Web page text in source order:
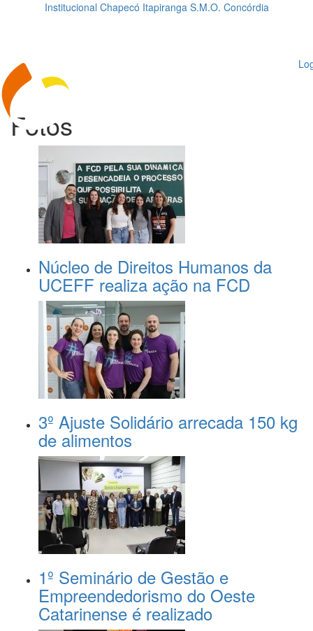
Institucional Chapecó Itapiranga S.M.O. Concórdia
Fotos
Núcleo de Direitos Humanos da
UCEFF realiza ação na FCD
3º Ajuste Solidário arrecada 150 kg
de alimentos
1º Seminário de Gestão e
Empreendedorismo do Oeste
Catarinense é realizado